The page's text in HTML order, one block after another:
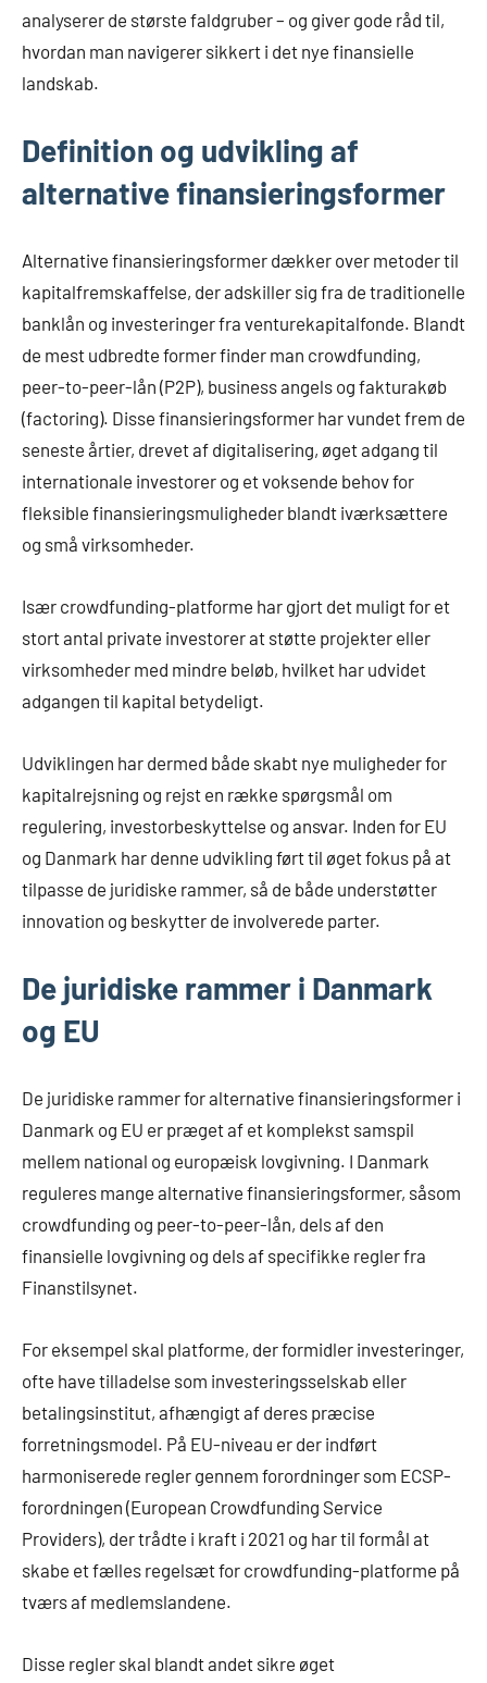
analyserer de største faldgruber – og giver gode råd til,
hvordan man navigerer sikkert i det nye finansielle
landskab.
Definition og udvikling af
alternative finansieringsformer
Alternative finansieringsformer dækker over metoder til
kapitalfremskaffelse, der adskiller sig fra de traditionelle
banklån og investeringer fra venturekapitalfonde. Blandt
de mest udbredte former finder man crowdfunding,
peer-to-peer-lån (P2P), business angels og fakturakøb
(factoring). Disse finansieringsformer har vundet frem de
seneste årtier, drevet af digitalisering, øget adgang til
internationale investorer og et voksende behov for
fleksible finansieringsmuligheder blandt iværksættere
og små virksomheder.
Især crowdfunding-platforme har gjort det muligt for et
stort antal private investorer at støtte projekter eller
virksomheder med mindre beløb, hvilket har udvidet
adgangen til kapital betydeligt.
Udviklingen har dermed både skabt nye muligheder for
kapitalrejsning og rejst en række spørgsmål om
regulering, investorbeskyttelse og ansvar. Inden for EU
og Danmark har denne udvikling ført til øget fokus på at
tilpasse de juridiske rammer, så de både understøtter
innovation og beskytter de involverede parter.
De juridiske rammer i Danmark
og EU
De juridiske rammer for alternative finansieringsformer i
Danmark og EU er præget af et komplekst samspil
mellem national og europæisk lovgivning. I Danmark
reguleres mange alternative finansieringsformer, såsom
crowdfunding og peer-to-peer-lån, dels af den
finansielle lovgivning og dels af specifikke regler fra
Finanstilsynet.
For eksempel skal platforme, der formidler investeringer,
ofte have tilladelse som investeringsselskab eller
betalingsinstitut, afhængigt af deres præcise
forretningsmodel. På EU-niveau er der indført
harmoniserede regler gennem forordninger som ECSP-
forordningen (European Crowdfunding Service
Providers), der trådte i kraft i 2021 og har til formål at
skabe et fælles regelsæt for crowdfunding-platforme på
tværs af medlemslandene.
Disse regler skal blandt andet sikre øget